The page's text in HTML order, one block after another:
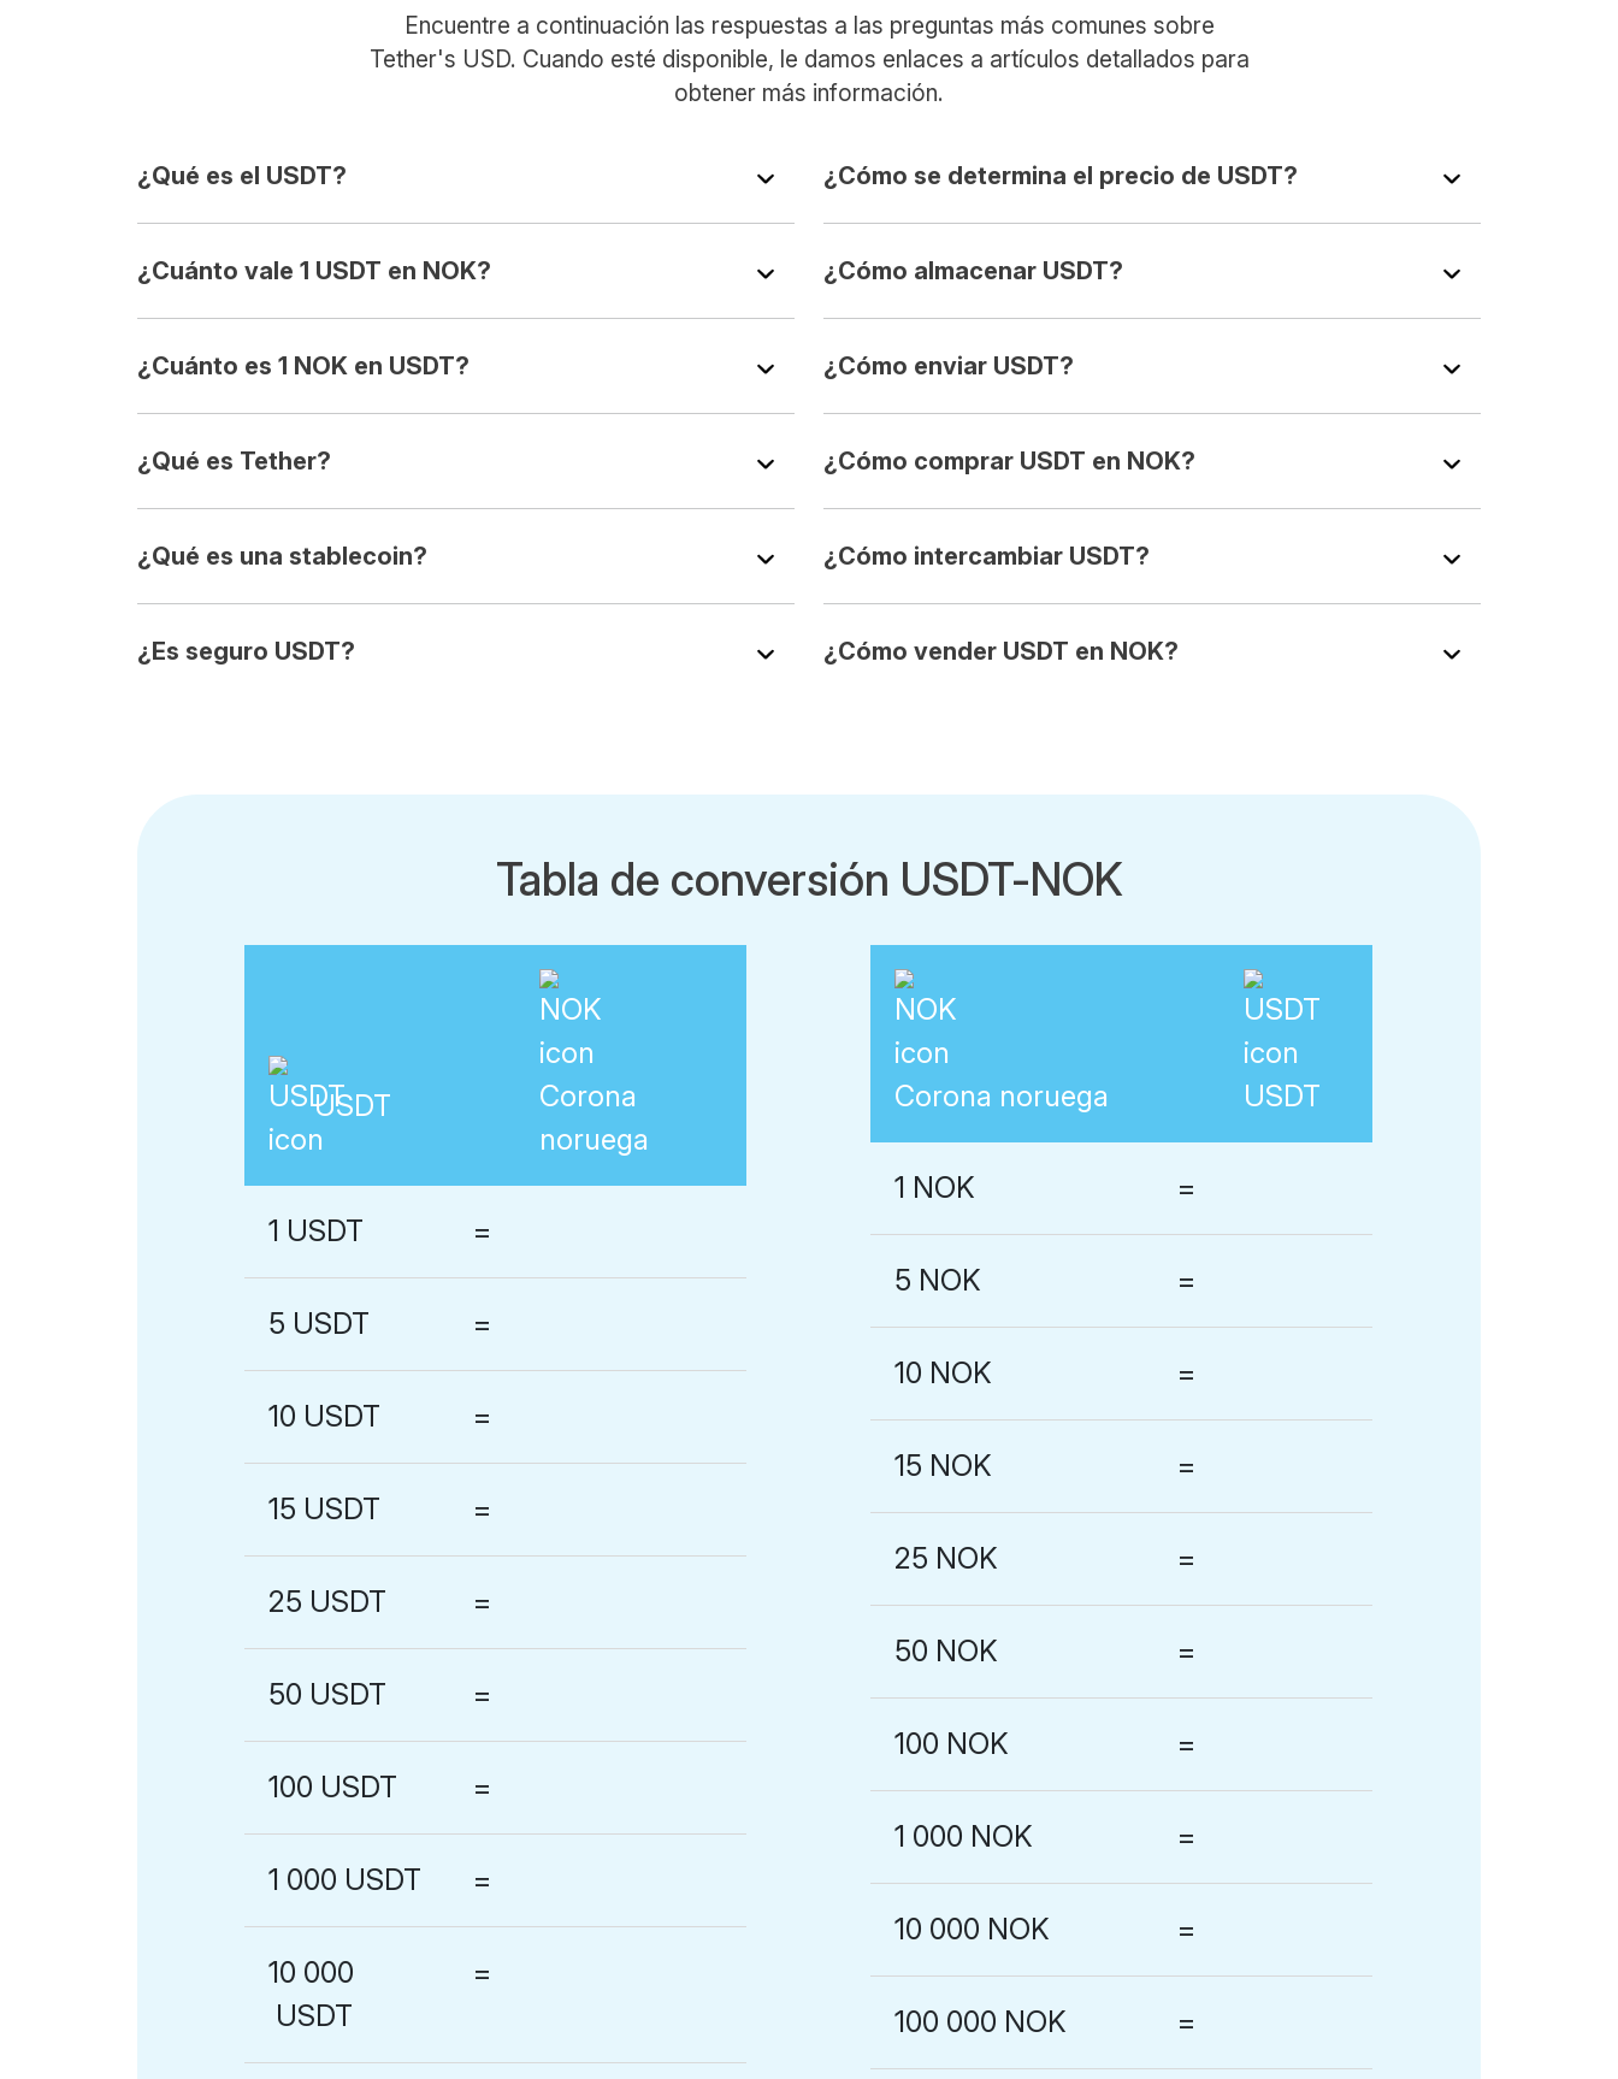
Encuentre a continuación las respuestas a las preguntas más comunes sobre
Tether's USD. Cuando esté disponible, le damos enlaces a artículos detallados para
obtener más información.
¿Qué es el USDT?
¿Cuánto vale 1 USDT en NOK?
¿Cuánto es 1 NOK en USDT?
¿Qué es Tether?
¿Qué es una stablecoin?
¿Es seguro USDT?
¿Cómo se determina el precio de USDT?
¿Cómo almacenar USDT?
¿Cómo enviar USDT?
¿Cómo comprar USDT en NOK?
¿Cómo intercambiar USDT?
¿Cómo vender USDT en NOK?
Tabla de conversión USDT-NOK
USDT
Corona
noruega
1 USDT =
5 USDT =
10 USDT =
15 USDT =
25 USDT =
50 USDT =
100 USDT =
1 000 USDT =
10 000
USDT
=
Corona noruega USDT
1 NOK =
5 NOK =
10 NOK =
15 NOK =
25 NOK =
50 NOK =
100 NOK =
1 000 NOK =
10 000 NOK =
100 000 NOK =